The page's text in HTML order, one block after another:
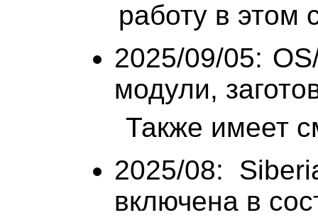
работу в этом
2025/09/05:
модули,
Также имеет
2025/08:
включена в